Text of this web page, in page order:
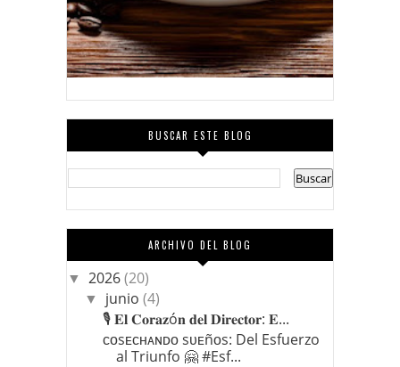
BUSCAR ESTE BLOG
ARCHIVO DEL BLOG
▼ 2026(20)
▼ junio(4)
🎙️ 𝐄𝐥 𝐂𝐨𝐫𝐚𝐳ó𝐧 𝐝𝐞𝐥 𝐃𝐢𝐫𝐞𝐜𝐭𝐨𝐫: 𝐄...
ᴄᴏsᴇᴄʜᴀɴᴅᴏ sᴜᴇñᴏs: Del Esfuerzo
al Triunfo 🤗 #Esf...